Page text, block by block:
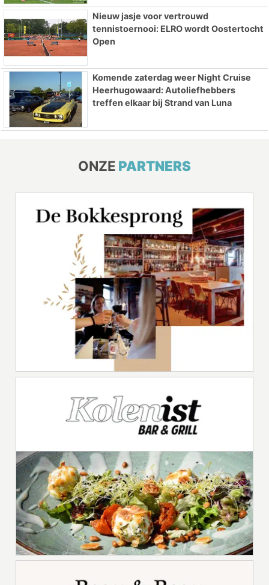
Nieuw jasje voor vertrouwd
tennistoernooi: ELRO wordt Oostertocht
Open
Komende zaterdag weer Night Cruise
Heerhugowaard: Autoliefhebbers
treffen elkaar bij Strand van Luna
ONZE PARTNERS